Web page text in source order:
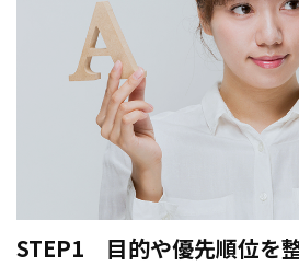
STEP1 目的や優先順位を